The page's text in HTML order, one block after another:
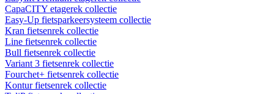
CapaCITY etagerek collectie
Easy-Up fietsparkeersysteem collectie
Kran fietsenrek collectie
Line fietsenrek collectie
Bull fietsenrek collectie
Variant 3 fietsenrek collectie
Fourchet+ fietsenrek collectie
Kontur fietsenrek collectie